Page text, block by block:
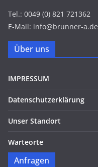
Tel.: 0049 (0) 821 721362
E-Mail: info@brunner-a.de
Über uns
IMPRESSUM
Datenschutzerklärung
Unser Standort
Warteorte
Anfragen